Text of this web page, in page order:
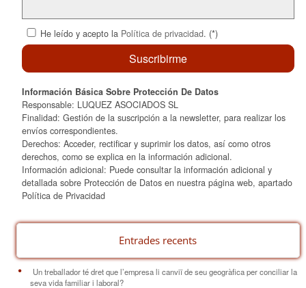
He leído y acepto la Política de privacidad. (*)
Información Básica Sobre Protección De Datos
Responsable: LUQUEZ ASOCIADOS SL
Finalidad: Gestión de la suscripción a la newsletter, para realizar los
envíos correspondientes.
Derechos: Acceder, rectificar y suprimir los datos, así como otros
derechos, como se explica en la información adicional.
Información adicional: Puede consultar la información adicional y
detallada sobre Protección de Datos en nuestra página web, apartado
Política de Privacidad
Entrades recents
Un treballador té dret que l’empresa li canviï de seu geogràfica per conciliar la
seva vida familiar i laboral?